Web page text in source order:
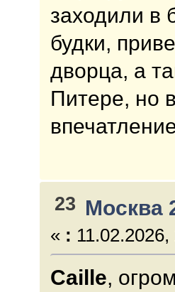
заходили в
будки,
дворца, а
Питере, но
23 Москва
« :
Caille,